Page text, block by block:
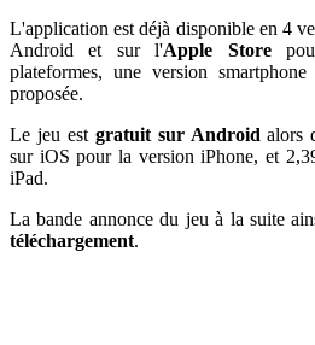
L'application est déjà disponible en 4
Android et sur l'Apple Store
plateformes, une version
proposée.
Le jeu estgratuit sur Android alors
sur iOS pour la version iPhone, et
iPad.
La bande annonce du jeu à la suite
téléchargement.